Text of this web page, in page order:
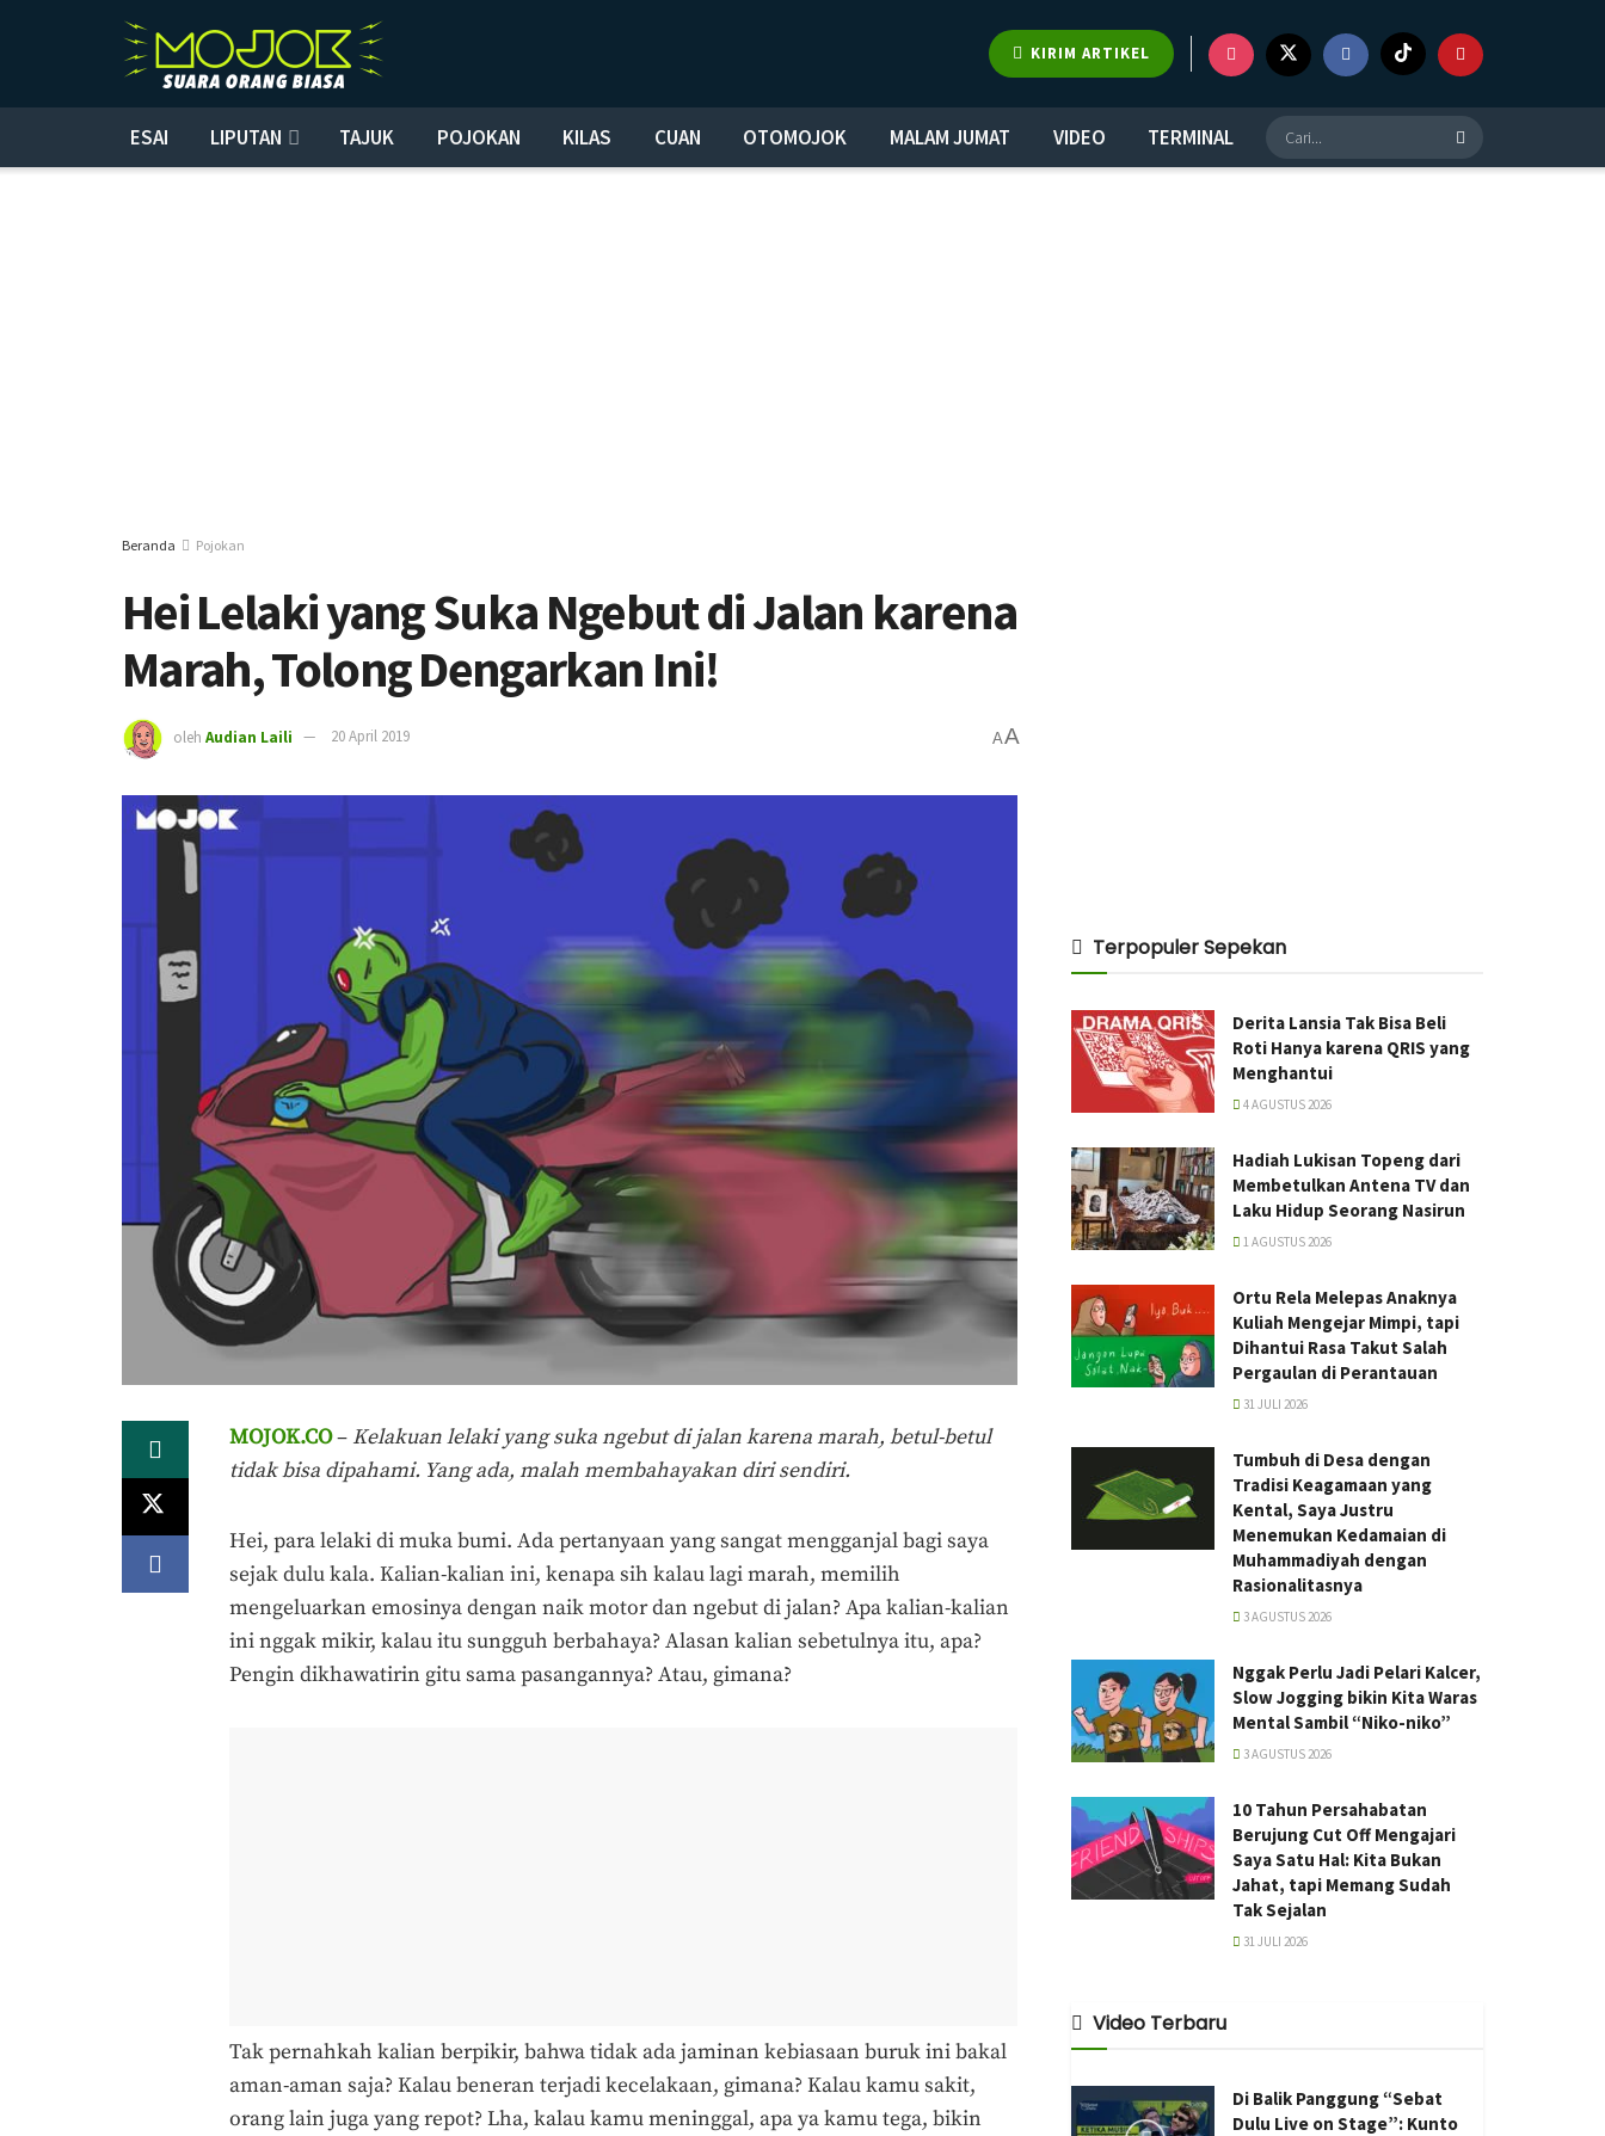
KIRIM ARTIKEL
ESAI LIPUTAN TAJUK POJOKAN KILAS CUAN OTOMOJOK MALAM JUMAT VIDEO TERMINAL
Beranda Pojokan
Hei Lelaki yang Suka Ngebut di Jalan karena
Marah, Tolong Dengarkan Ini!
oleh Audian Laili 20 April 2019 AA
MOJOK.CO– Kelakuan lelaki yang suka ngebut di jalan karena marah, betul-betul
tidak bisa dipahami. Yang ada, malah membahayakan diri sendiri.
Hei, para lelaki di muka bumi. Ada pertanyaan yang sangat mengganjal bagi saya
sejak dulu kala. Kalian-kalian ini, kenapa sih kalau lagi marah, memilih
mengeluarkan emosinya dengan naik motor dan ngebut di jalan? Apa kalian-kalian
ini nggak mikir, kalau itu sungguh berbahaya? Alasan kalian sebetulnya itu, apa?
Pengin dikhawatirin gitu sama pasangannya? Atau, gimana?
Tak pernahkah kalian berpikir, bahwa tidak ada jaminan kebiasaan buruk ini bakal
aman-aman saja? Kalau beneran terjadi kecelakaan, gimana? Kalau kamu sakit,
orang lain juga yang repot? Lha, kalau kamu meninggal, apa ya kamu tega, bikin
Terpopuler Sepekan
Derita Lansia Tak Bisa Beli
Roti Hanya karena QRIS yang
Menghantui
4 AGUSTUS 2026
Hadiah Lukisan Topeng dari
Membetulkan Antena TV dan
Laku Hidup Seorang Nasirun
1 AGUSTUS 2026
Ortu Rela Melepas Anaknya
Kuliah Mengejar Mimpi, tapi
Dihantui Rasa Takut Salah
Pergaulan di Perantauan
31 JULI 2026
Tumbuh di Desa dengan
Tradisi Keagamaan yang
Kental, Saya Justru
Menemukan Kedamaian di
Muhammadiyah dengan
Rasionalitasnya
3 AGUSTUS 2026
Nggak Perlu Jadi Pelari Kalcer,
Slow Jogging bikin Kita Waras
Mental Sambil “Niko-niko”
3 AGUSTUS 2026
10 Tahun Persahabatan
Berujung Cut Off Mengajari
Saya Satu Hal: Kita Bukan
Jahat, tapi Memang Sudah
Tak Sejalan
31 JULI 2026
Video Terbaru
Di Balik Panggung “Sebat
Dulu Live on Stage”: Kunto